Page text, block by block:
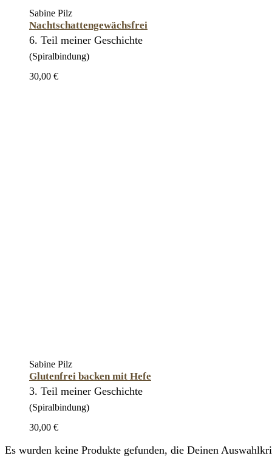
Sabine Pilz
Nachtschattengewächsfrei
6. Teil meiner Geschichte
(Spiralbindung)
30,00 €
Sabine Pilz
Glutenfrei backen mit Hefe
3. Teil meiner Geschichte
(Spiralbindung)
30,00 €
Es wurden keine Produkte gefunden, die Deinen